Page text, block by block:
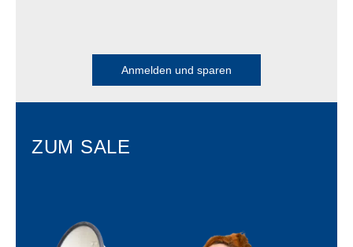
Anmelden und sparen
ZUM SALE